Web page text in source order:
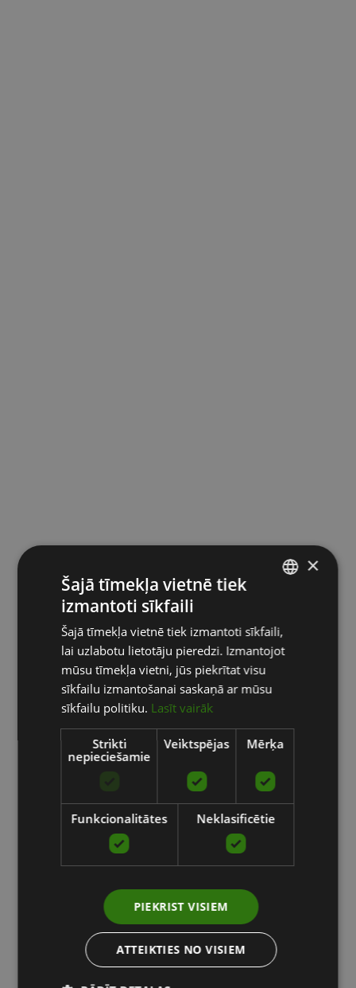
ENGLISH
RUSSIAN
×
Šajā tīmekļa vietnē tiek
izmantoti sīkfaili
Šajā tīmekļa vietnē tiek izmantoti sīkfaili,
lai uzlabotu lietotāju pieredzi. Izmantojot
mūsu tīmekļa vietni, jūs piekrītat visu
sīkfailu izmantošanai saskaņā ar mūsu
sīkfailu politiku. Lasīt vairāk
Strikti
nepieciešamie
Veiktspējas Mērķa
Funkcionalitātes Neklasificētie
PIEKRIST VISIEM
ATTEIKTIES NO VISIEM